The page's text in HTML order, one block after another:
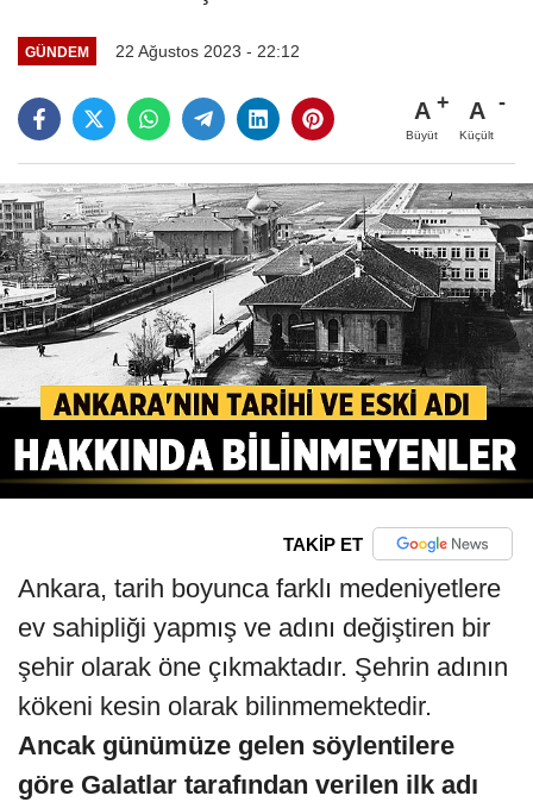
GÜNDEM 22 Ağustos 2023 - 22:12
A
Büyüt
A
Küçült
TAKİP ET
Ankara, tarih boyunca farklı medeniyetlere
ev sahipliği yapmış ve adını değiştiren bir
şehir olarak öne çıkmaktadır. Şehrin adının
kökeni kesin olarak bilinmemektedir.
Ancak günümüze gelen söylentilere
göre Galatlar tarafından verilen ilk adı